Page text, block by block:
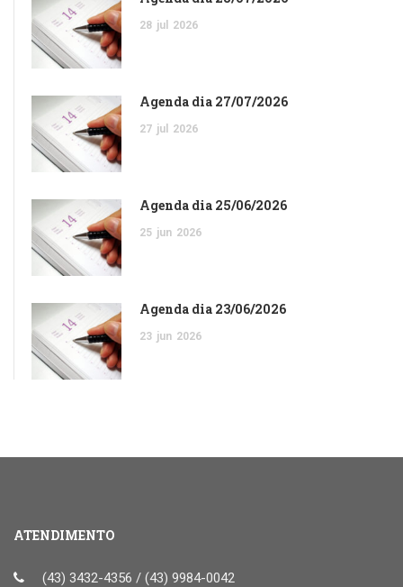
28 jul 2026
Agenda dia 27/07/2026
27 jul 2026
Agenda dia 25/06/2026
25 jun 2026
Agenda dia 23/06/2026
23 jun 2026
ATENDIMENTO
(43) 3432-4356 / (43) 9984-0042